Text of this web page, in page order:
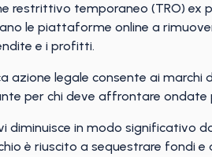
restrittivo temporaneo (TRO) ex
le piattaforme online a
e i profitti.
legale consente ai marchi
per chi deve affrontare
in modo significativo
è riuscito a sequestrare fondi e